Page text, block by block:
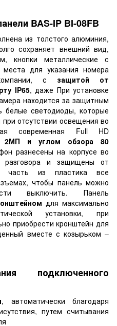
BAS-IP BI-08FB
из толстого алюминия,
сохраняет внешний вид,
кнопки металлические с
для указания номера
компании, с защитой от
IP65, даже При установке
находится за защитным
белые светодиоды, которые
отсутствии освещения во
современная Full HD
2МП и углом обзора 80
разнесены на корпусе во
и защищены от
часть из пластика все
чтобы панель можно
выключить. Панель
для максимально
установки, при
приобрести кронштейн для
вместе с козырьком –
подключенного
, автоматически благодаря
путем считывания